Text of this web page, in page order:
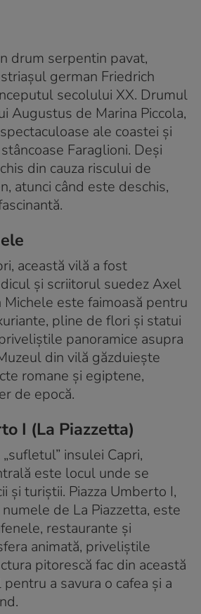
drum serpentin pavat,
german Friedrich
secolului XX. Drumul
Augustus de Marina Piccola,
ale coastei și
Faraglioni. Deși
din cauza riscului de
atunci când este deschis,
această vilă a fost
și scriitorul suedez Axel
Michele este faimoasă pentru
pline de flori și statui
panoramice asupra
din vilă găzduiește
romane și egiptene,
de epocă.
I (La Piazzetta)
insulei Capri,
este locul unde se
și turiștii. Piazza Umberto I,
de La Piazzetta, este
restaurante și
animată, priveliștile
pitorescă fac din această
a savura o cafea și a